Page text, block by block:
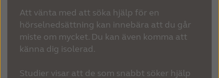
Att vänta med att söka hjälp för en
hörselnedsättning kan innebära att du går
miste om mycket. Du kan även komma att
känna dig isolerad.
Studier visar att de som snabbt söker hjälp